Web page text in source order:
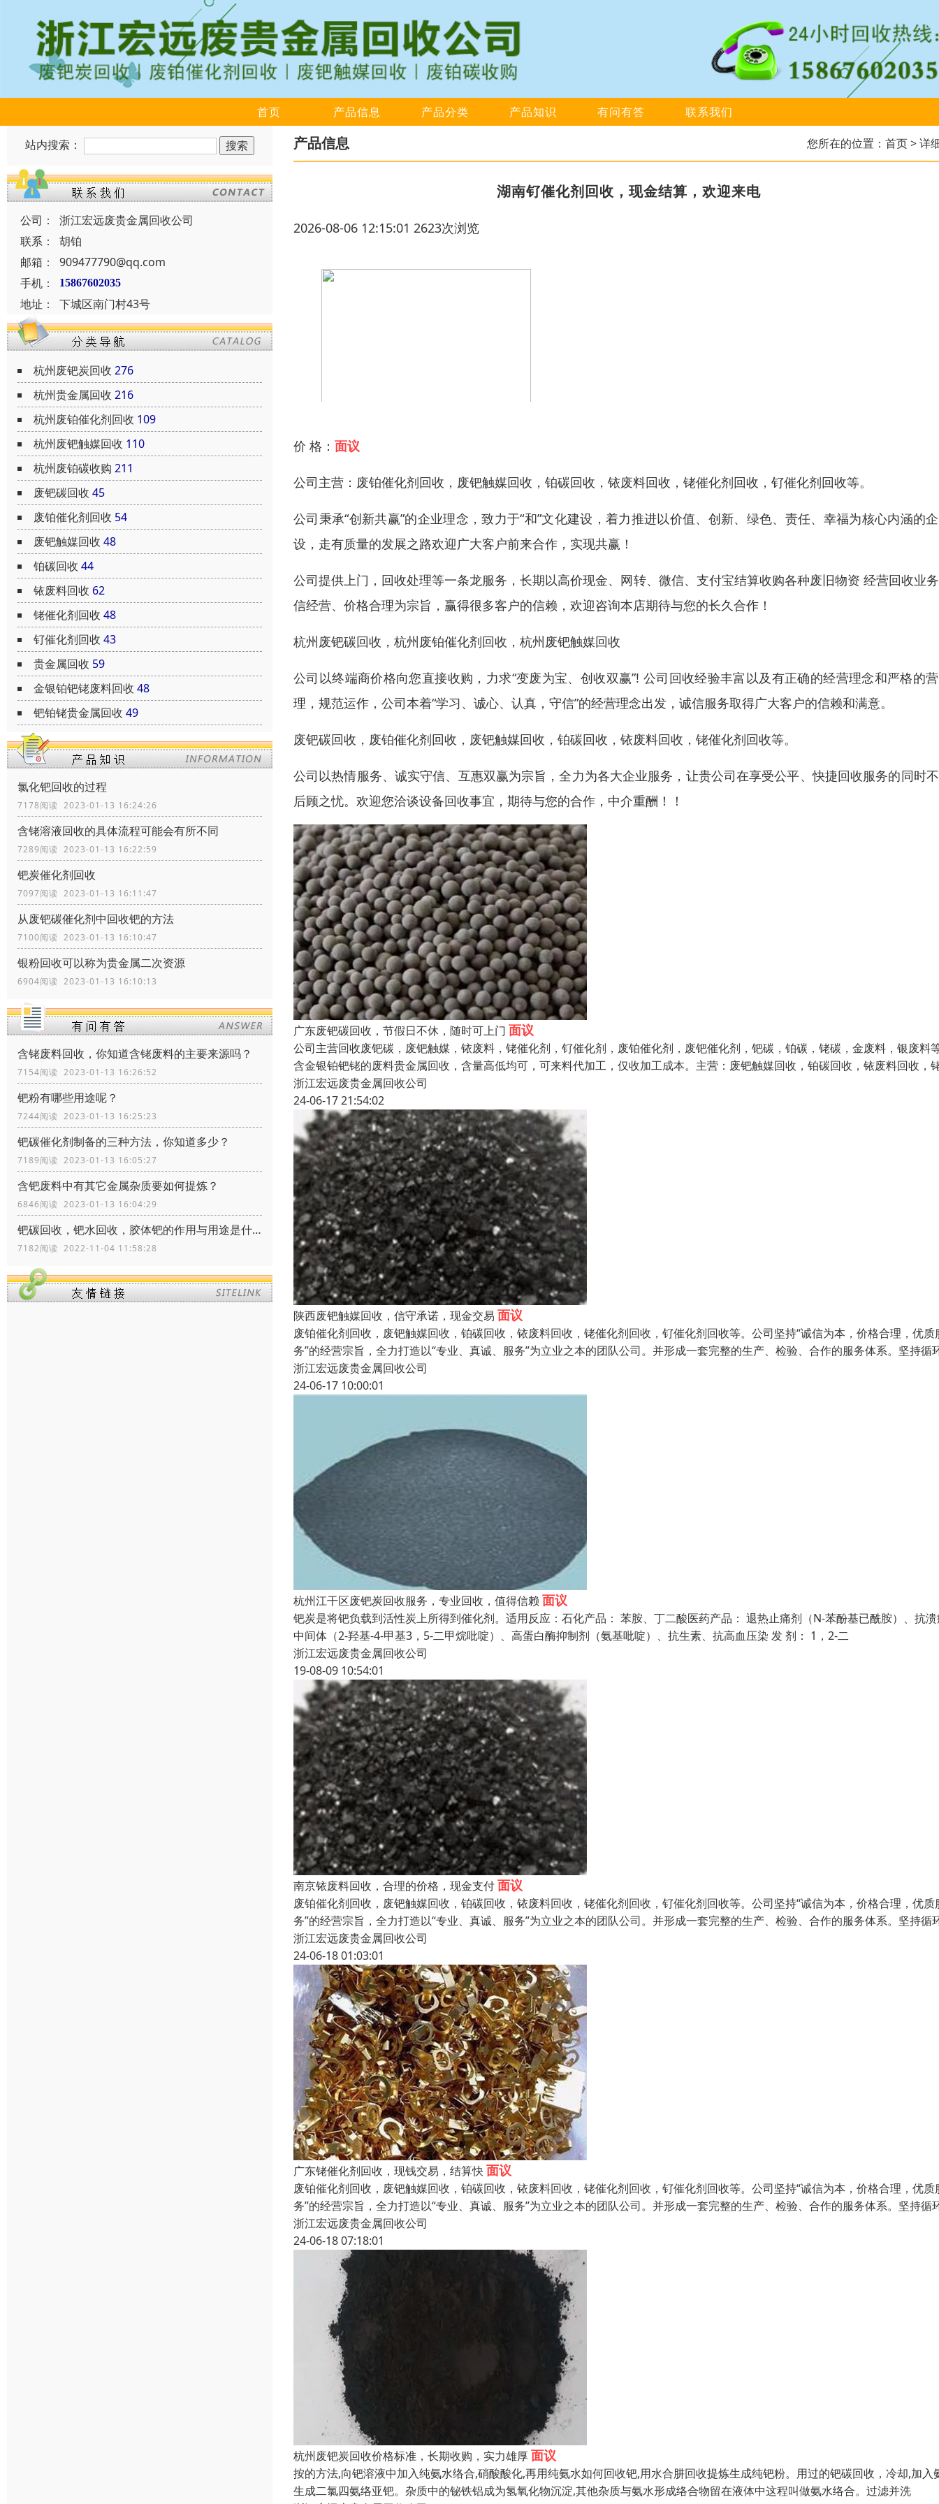
首页 产品信息 产品分类 产品知识 有问有答 联系我们
站内搜索：
公司：
浙江宏远废贵金属回收公司
联系：
胡铂
邮箱：
909477790@qq.com
手机：
15867602035
地址： 下城区南门村43号
杭州废钯炭回收 276
杭州贵金属回收 216
杭州废铂催化剂回收 109
杭州废钯触媒回收 110
杭州废铂碳收购 211
废钯碳回收 45
废铂催化剂回收 54
废钯触媒回收 48
铂碳回收 44
铱废料回收 62
铑催化剂回收 48
钌催化剂回收 43
贵金属回收 59
金银铂钯铑废料回收 48
钯铂铑贵金属回收 49
氯化钯回收的过程
7178阅读 2023-01-13 16:24:26
含铑溶液回收的具体流程可能会有所不同
7289阅读 2023-01-13 16:22:59
钯炭催化剂回收
7097阅读 2023-01-13 16:11:47
从废钯碳催化剂中回收钯的方法
7100阅读 2023-01-13 16:10:47
银粉回收可以称为贵金属二次资源
6904阅读 2023-01-13 16:10:13
含铑废料回收，你知道含铑废料的主要来源吗？
7154阅读 2023-01-13 16:26:52
钯粉有哪些用途呢？
7244阅读 2023-01-13 16:25:23
钯碳催化剂制备的三种方法，你知道多少？
7189阅读 2023-01-13 16:05:27
含钯废料中有其它金属杂质要如何提炼？
6846阅读 2023-01-13 16:04:29
钯碳回收，钯水回收，胶体钯的作用与用途是什么
7182阅读 2022-11-04 11:58:28
产品信息 您所在的位置： 首页> 详
湖南钌催化剂回收，现金结算，欢迎来电
2026-08-06 12:15:01 2623次浏览
价 格： 面议
公司主营：废铂催化剂回收，废钯触媒回收，铂碳回收，铱废料回收，铑催化剂回收，钌催化剂回收等。
公司秉承“创新共赢”的企业理念，致力于“和”文化建设，着力推进以价值、创新、绿色、责任、幸福为核心内涵的
设，走有质量的发展之路欢迎广大客户前来合作，实现共赢！
公司提供上门，回收处理等一条龙服务，长期以高价现金、网转、微信、支付宝结算收购各种废旧物资 经营回收业
信经营、价格合理为宗旨，赢得很多客户的信赖，欢迎咨询本店期待与您的长久合作！
杭州废钯碳回收，杭州废铂催化剂回收，杭州废钯触媒回收
公司以终端商价格向您直接收购，力求“变废为宝、创收双赢”! 公司回收经验丰富以及有正确的经营理念和严格的
理，规范运作，公司本着“学习、诚心、认真，守信”的经营理念出发，诚信服务取得广大客户的信赖和满意。
废钯碳回收，废铂催化剂回收，废钯触媒回收，铂碳回收，铱废料回收，铑催化剂回收等。
公司以热情服务、诚实守信、互惠双赢为宗旨，全力为各大企业服务，让贵公司在享受公平、快捷回收服务的同时
后顾之忧。欢迎您洽谈设备回收事宜，期待与您的合作，中介重酬！！
广东废钯碳回收，节假日不休，随时可上门 面议
公司主营回收废钯碳，废钯触媒，铱废料，铑催化剂，钌催化剂，废铂催化剂，废钯催化剂，钯碳，铂碳，铑碳，金废料，银废料
含金银铂钯铑的废料贵金属回收，含量高低均可，可来料代加工，仅收加工成本。主营：废钯触媒回收，铂碳回收，铱废料回收，
浙江宏远废贵金属回收公司
24-06-17 21:54:02
陕西废钯触媒回收，信守承诺，现金交易 面议
废铂催化剂回收，废钯触媒回收，铂碳回收，铱废料回收，铑催化剂回收，钌催化剂回收等。公司坚持“诚信为本，价格合理，优质
务”的经营宗旨，全力打造以“专业、真诚、服务”为立业之本的团队公司。并形成一套完整的生产、检验、合作的服务体系。坚持循
浙江宏远废贵金属回收公司
24-06-17 10:00:01
杭州江干区废钯炭回收服务，专业回收，值得信赖 面议
钯炭是将钯负载到活性炭上所得到催化剂。适用反应：石化产品： 苯胺、丁二酸医药产品： 退热止痛剂（N-苯酚基已酰胺）、抗
中间体（2-羟基-4-甲基3，5-二甲烷吡啶）、高蛋白酶抑制剂（氨基吡啶）、抗生素、抗高血压染 发 剂： 1，2-二
浙江宏远废贵金属回收公司
19-08-09 10:54:01
南京铱废料回收，合理的价格，现金支付面议
废铂催化剂回收，废钯触媒回收，铂碳回收，铱废料回收，铑催化剂回收，钌催化剂回收等。公司坚持“诚信为本，价格合理，优质
务”的经营宗旨，全力打造以“专业、真诚、服务”为立业之本的团队公司。并形成一套完整的生产、检验、合作的服务体系。坚持循
浙江宏远废贵金属回收公司
24-06-18 01:03:01
广东铑催化剂回收，现钱交易，结算快面议
废铂催化剂回收，废钯触媒回收，铂碳回收，铱废料回收，铑催化剂回收，钌催化剂回收等。公司坚持“诚信为本，价格合理，优质
务”的经营宗旨，全力打造以“专业、真诚、服务”为立业之本的团队公司。并形成一套完整的生产、检验、合作的服务体系。坚持循
浙江宏远废贵金属回收公司
24-06-18 07:18:01
杭州废钯炭回收价格标准，长期收购，实力雄厚面议
按的方法,向钯溶液中加入纯氨水络合,硝酸酸化,再用纯氨水如何回收钯,用水合肼回收提炼生成纯钯粉。用过的钯碳回收，冷却,加入
生成二氯四氨络亚钯。杂质中的铋铁铝成为氢氧化物沉淀,其他杂质与氨水形成络合物留在液体中这程叫做氨水络合。过滤并洗